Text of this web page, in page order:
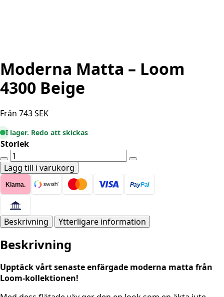
Moderna Matta – Loom
4300 Beige
Från 743SEK
I lager. Redo att skickas
Storlek
Moderna
Matta
-
Loom
4300
Beige
mängd
Lägg till i varukorg
Klarna. PayPal
Beskrivning Ytterligare information
Beskrivning
Upptäck vårt senaste enfärgade moderna matta från
Loom-kollektionen!